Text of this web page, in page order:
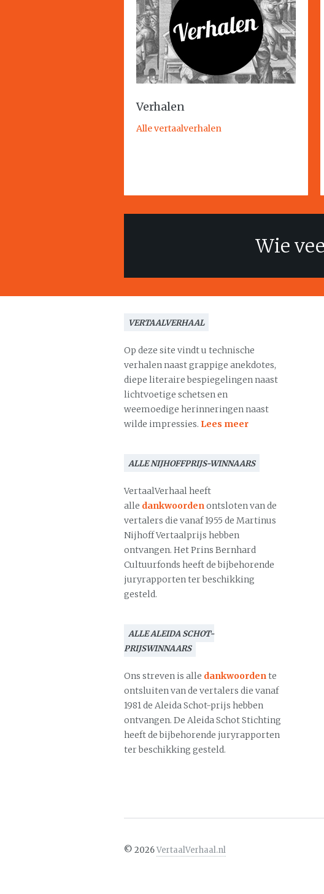
Verhalen
Alle vertaalverhalen
Wie
VERTAALVERHAAL
Op deze site vindt u technische
verhalen naast grappige anekdotes,
diepe literaire bespiegelingen naast
lichtvoetige schetsen en
weemoedige herinneringen naast
wilde impressies. Lees meer
ALLE NIJHOFFPRIJS-WINNAARS
VertaalVerhaal heeft
alle dankwoordenontsloten van de
vertalers die vanaf 1955 de Martinus
Nijhoff Vertaalprijs hebben
ontvangen. Het Prins Bernhard
Cultuurfonds heeft de bijbehorende
juryrapporten ter beschikking
gesteld.
ALLE ALEIDA SCHOT-
PRIJSWINNAARS
Ons streven is alle dankwoordente
ontsluiten van de vertalers die vanaf
1981 de Aleida Schot-prijs hebben
ontvangen. De Aleida Schot Stichting
heeft de bijbehorende juryrapporten
ter beschikking gesteld.
© 2026VertaalVerhaal.nl